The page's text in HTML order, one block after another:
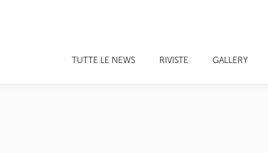
TUTTE LE NEWS RIVISTE GALLERY